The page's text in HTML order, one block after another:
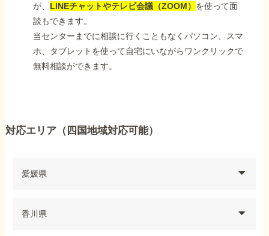
が、 LINEチャットやテレビ会議（ZOOM） を使って面
談もできます。
当センターまでに相談に行くこともなくパソコン、スマ
ホ、タブレットを使って自宅にいながらワンクリックで
無料相談ができます。
対応エリア（四国地域対応可能）
愛媛県
香川県